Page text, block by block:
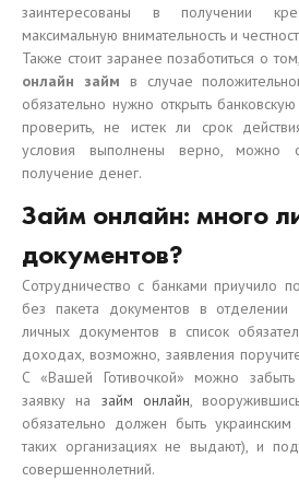
заинтересованы в получении
максимальную внимательность и
Также стоит заранее позаботиться о
онлайн займ в случае
обязательно нужно открыть
проверить, не истек ли срок
условия выполнены верно, можно
получение денег.
Займ онлайн: много
документов?
Сотрудничество с банками приучило
без пакета документов в
личных документов в список
доходах, возможно, заявления
С «Вашей Готивочкой» можно
заявку на займ онлайн,
обязательно должен быть
таких организациях не выдают), и
совершеннолетний.